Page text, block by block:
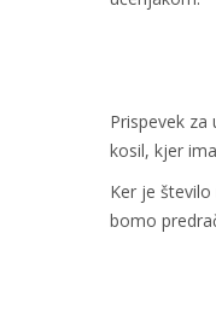
Prispevek
kosil, kjer
Ker je
bomo